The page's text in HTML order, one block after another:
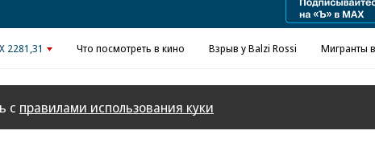
2281,31 Что посмотреть в кино Взрыв у Balzi Rossi Мигранты
с правилами использования куки